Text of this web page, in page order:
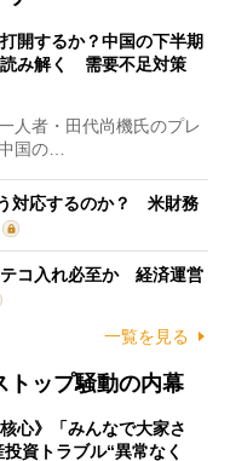
開するか？中国の下半期
み解く 需要不足対策
人者・田代尚機氏のプレ
国の…
対応するのか？ 米財務
テコ入れ必至か 経済運営
一覧を見る
トップ騒動の内幕
心》「みんなで大家さ
資トラブル“異常なく